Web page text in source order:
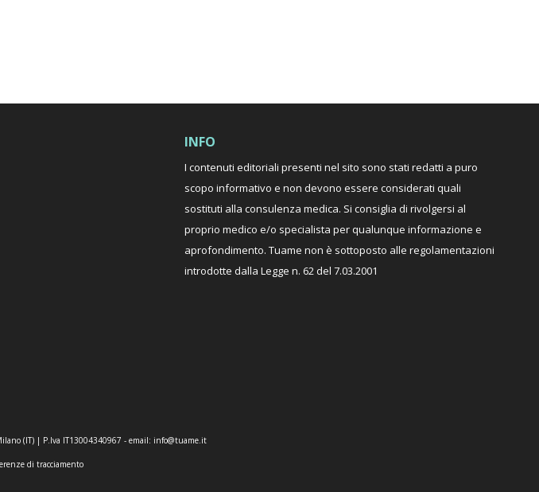
INFO
I contenuti editoriali presenti nel sito sono stati redatti a puro
scopo informativo e non devono essere considerati quali
sostituti alla consulenza medica. Si consiglia di rivolgersi al
proprio medico e/o specialista per qualunque informazione e
aprofondimento. Tuame non è sottoposto alle regolamentazioni
introdotte dalla Legge n. 62 del 7.03.2001
(IT) | P.Iva IT13004340967 - email: info@tuame.it
di tracciamento